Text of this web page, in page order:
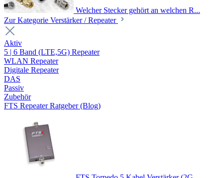
Welcher Stecker gehört an welchen R...
Zur Kategorie Verstärker / Repeater
Aktiv
5 | 6 Band (LTE,5G) Repeater
WLAN Repeater
Digitale Repeater
DAS
Passiv
Zubehör
FTS Repeater Ratgeber (Blog)